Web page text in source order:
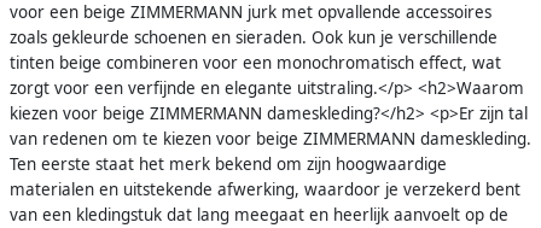
voor een beige ZIMMERMANN jurk met opvallende accessoires
zoals gekleurde schoenen en sieraden. Ook kun je verschillende
tinten beige combineren voor een monochromatisch effect, wat
zorgt voor een verfijnde en elegante uitstraling.</p> <h2>Waarom
kiezen voor beige ZIMMERMANN dameskleding?</h2> <p>Er zijn tal
van redenen om te kiezen voor beige ZIMMERMANN dameskleding.
Ten eerste staat het merk bekend om zijn hoogwaardige
materialen en uitstekende afwerking, waardoor je verzekerd bent
van een kledingstuk dat lang meegaat en heerlijk aanvoelt op de